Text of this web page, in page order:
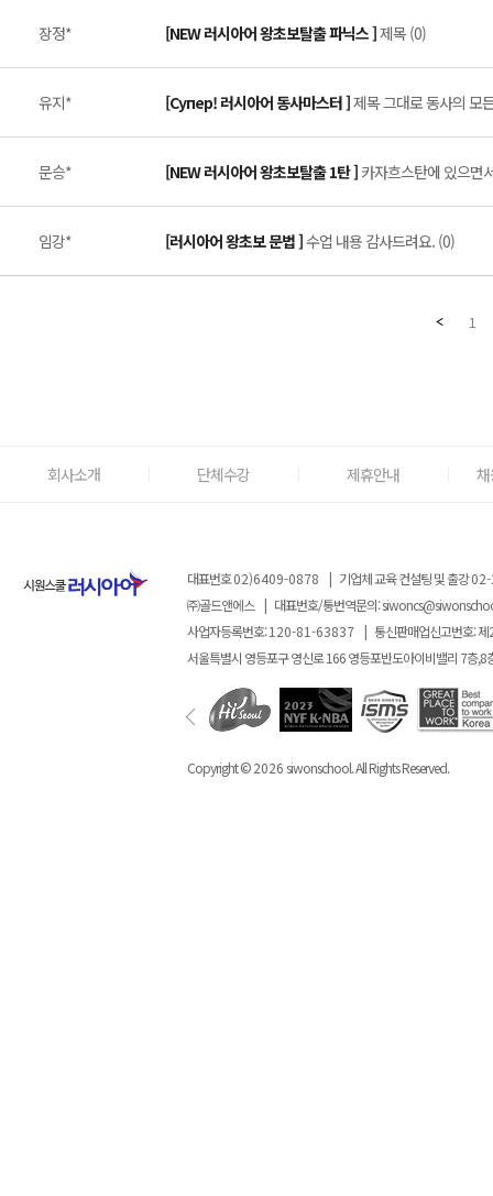
장정* [NEW 러시아어 왕초보탈출 파닉스 ]제목 (0)
유지* [Супер! 러시아어 동사마스터 ]제목 그대로 동사의 모
문승* [NEW 러시아어 왕초보탈출 1탄 ] 카자흐스탄에 있으면
임강* [러시아어 왕초보 문법 ]수업 내용 감사드려요. (0)
1
회사소개 단체수강 제휴안내
대표번호02)6409-0878 | 기업체 교육 컨설팅 및 출강
㈜골드앤에스 | 대표번호/통번역문의:
사업자등록번호:120-81-63837 | 통신판매업신고번호: 제
서울특별시 영등포구 영신로 166 영등포반도아이비밸리 7층,8
Copyright ©2026siwonschool. All Rights Reserved.